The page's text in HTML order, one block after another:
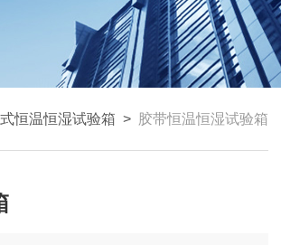
恒温恒湿试验箱 > 胶带恒温恒湿试验箱